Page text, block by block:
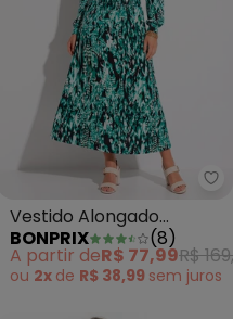
- Vestido Vermelho
Vestido Alongado
Abstrato Verde
BONPRIX (8)
A partir deR$ 77,99R$
ou 2x de R$ 38,99 sem juros